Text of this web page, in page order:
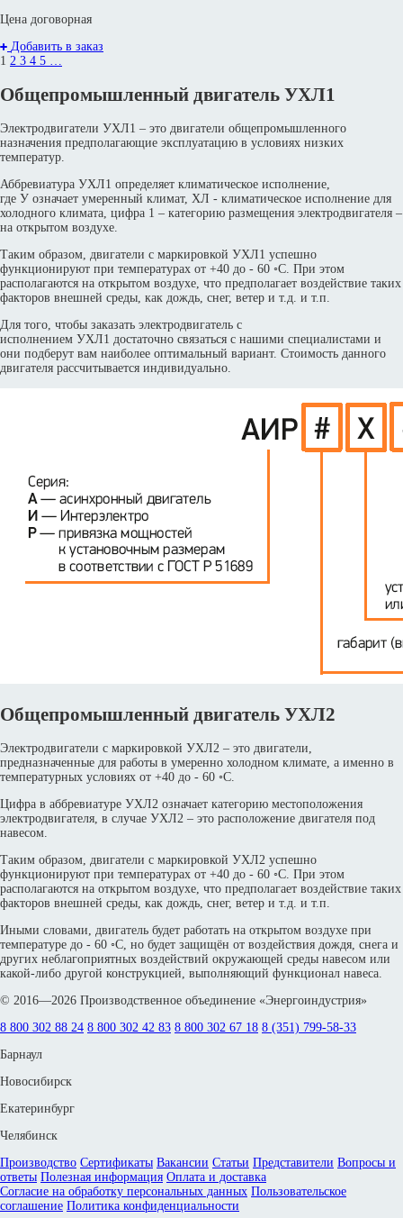
Цена договорная
Добавить в заказ
1 2 3 4 5
Общепромышленный двигатель УХЛ1
Электродвигатели УХЛ1 – это двигатели общепромышленного
назначения предполагающие эксплуатацию в условиях низких
температур.
Аббревиатура УХЛ1 определяет климатическое исполнение,
где У означает умеренный климат, ХЛ - климатическое исполнение для
холодного климата, цифра 1 – категорию размещения электродвигателя –
на открытом воздухе.
Таким образом, двигатели с маркировкой УХЛ1 успешно
функционируют при температурах от +40 до - 60 ◦С. При этом
располагаются на открытом воздухе, что предполагает воздействие таких
факторов внешней среды, как дождь, снег, ветер и т.д. и т.п.
Для того, чтобы заказать электродвигатель с
исполнением УХЛ1 достаточно связаться с нашими специалистами и
они подберут вам наиболее оптимальный вариант. Стоимость данного
двигателя рассчитывается индивидуально.
Общепромышленный двигатель УХЛ2
Электродвигатели с маркировкой УХЛ2 – это двигатели,
предназначенные для работы в умеренно холодном климате, а именно в
температурных условиях от +40 до - 60 ◦С.
Цифра в аббревиатуре УХЛ2 означает категорию местоположения
электродвигателя, в случае УХЛ2 – это расположение двигателя под
навесом.
Таким образом, двигатели с маркировкой УХЛ2 успешно
функционируют при температурах от +40 до - 60 ◦С. При этом
располагаются на открытом воздухе, что предполагает воздействие таких
факторов внешней среды, как дождь, снег, ветер и т.д. и т.п.
Иными словами, двигатель будет работать на открытом воздухе при
температуре до - 60 ◦С, но будет защищён от воздействия дождя, снега и
других неблагоприятных воздействий окружающей среды навесом или
какой-либо другой конструкцией, выполняющий функционал навеса.
© 2016—2026 Производственное объединение «Энергоиндустрия»
8 800 302 88 24 8 800 302 42 83 8 800 302 67 18 8 (351) 799-58-33
Барнаул
Новосибирск
Екатеринбург
Челябинск
Производство Сертификаты Вакансии Статьи Представители Вопросы и
ответы Полезная информация Оплата и доставка
Согласие на обработку персональных данных Пользовательское
соглашение Политика конфиденциальности